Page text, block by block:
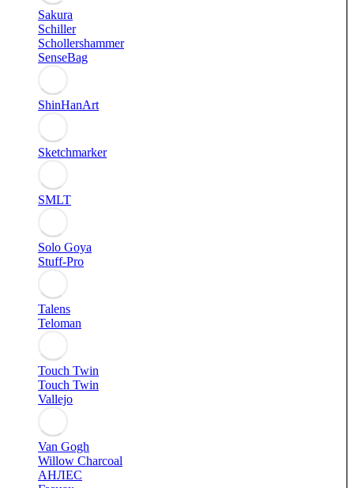
Sakura
Schiller
Schollershammer
SenseBag
ShinHanArt
Sketchmarker
SMLT
Solo Goya
Stuff-Pro
Talens
Teloman
Touch Twin
Touch Twin
Vallejo
Van Gogh
Willow Charcoal
АНЛЕС